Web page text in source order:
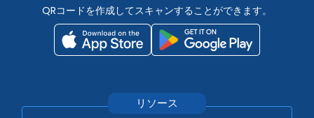
QRコードを作成してスキャンすることができます。
リソース